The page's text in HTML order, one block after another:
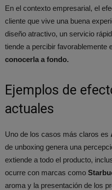
En el contexto empresarial, el
cliente que vive una buena
diseño atractivo, un servicio
tiende a percibir favorablemente
conocerla a fondo.
Ejemplos de
actuales
Uno de los casos más claros es
de unboxing genera una
extiende a todo el producto,
ocurre con marcas como
aroma y la presentación de los